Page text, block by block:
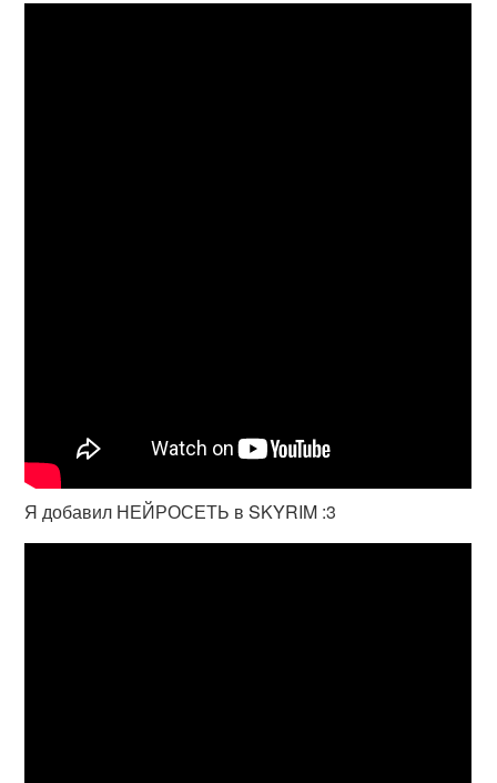
Я добавил НЕЙРОСЕТЬ в SKYRIM :3